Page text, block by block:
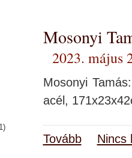
Mosonyi
2023. május
Mosonyi
acél,
Tovább Nincs